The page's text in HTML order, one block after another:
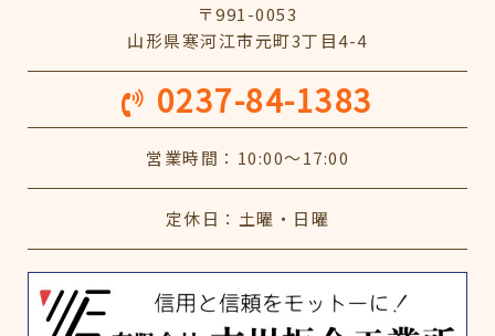
〒991-0053
山形県寒河江市元町3丁目4-4
0237-84-1383
営業時間：10:00～17:00
定休日：土曜・日曜